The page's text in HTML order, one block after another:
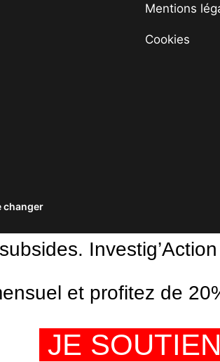
Mentions
Cookies
changer
et profitez de
JE